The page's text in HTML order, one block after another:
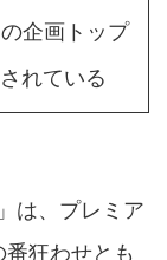
企画トップ
れている
」は、プレミア
狂わせとも